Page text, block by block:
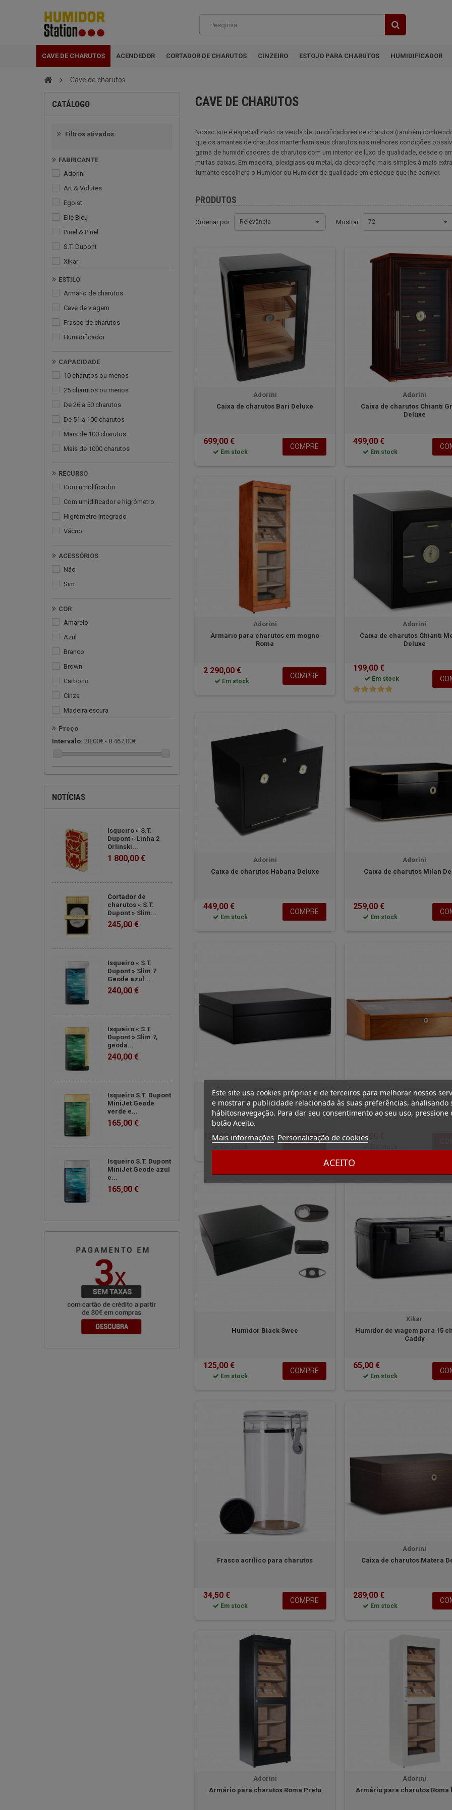
CAVE DE CHARUTOS ACENDEDOR CORTADOR DE CHARUTOS CINZEIRO ESTOJO PARA CHARUTOS HUMIDIFICADOR
Este site usa cookies próprios e de terceiros para melhorar nossos
e mostrar a publicidade relacionada às suas preferências, analisando
hábitosnavegação. Para dar seu consentimento ao seu uso, pressione
botão Aceito.
Mais informações Personalização de cookies
ACEITO
Cave de charutos
CATÁLOGO
Filtros ativados:
FABRICANTE
Adorini
Art & Volutes
Egoist
Elie Bleu
Pinel & Pinel
S.T. Dupont
Xikar
ESTILO
armário de charutos
cave de viagem
frasco de charutos
humidificador
CAPACIDADE
10 charutos ou menos
25 charutos ou menos
de 26 a 50 charutos
de 51 a 100 charutos
mais de 100 charutos
mais de 1000 charutos
RECURSO
com umidificador
com umidificador e higrómetro
higrómetro integrado
vácuo
ACESSÓRIOS
Não
Sim
COR
Amarelo
Azul
Branco
Brown
Carbono
Cinza
madeira escura
Multicolorido
Preto
Transparente
Verde
Vermelho
Preço
Intervalo: 28,00€ - 8 467,00€
NOTÍCIAS
Isqueiro « S.T.
Dupont » Linha 2
Orlinski...
1 800,00 €
Cortador de
charutos « S.T.
Dupont » Slim...
245,00 €
Isqueiro « S.T.
Dupont » Slim 7
Geode azul...
240,00 €
Isqueiro « S.T.
Dupont » Slim 7,
geoda...
240,00 €
Isqueiro S.T. Dupont
MiniJet Geode
verde e...
165,00 €
Isqueiro S.T. Dupont
MiniJet Geode azul
e...
165,00 €
CAVE DE CHARUTOS
Nosso site é especializado na venda de umidificadores de charutos (também
que os amantes de charutos mantenham seus charutos nas melhores condições
gama de humidificadores de charutos com um interior de luxo de qualidade, desde o
muitas caixas. Em madeira, plexiglass ou metal, da decoração mais simples à mais
fumante escolherá o Humidor ou Humidor de qualidade em estoque que lhe convier.
PRODUTOS
Ordenar por Relevância Mostrar 72
Adorini
Caixa de charutos Bari Deluxe
699,00 €
Em stock
COMPRE
Adorini
Caixa de charutos Chianti
Deluxe
499,00 €
Em stock
Adorini
Armário para charutos em mogno
Roma
2 290,00 €
Em stock
COMPRE
Adorini
Caixa de charutos Chianti
Deluxe
199,00 €
Em stock
Adorini
Caixa de charutos Habana Deluxe
449,00 €
Em stock
COMPRE
Adorini
Caixa de charutos Milan
259,00 €
Em stock
Adorini
Caixa de charutos Torino Deluxe
129,00 €
COMPRE
Caixa de charutos Vega
299,00 €
Humidor Black Swee
125,00 €
Em stock
COMPRE
Xikar
Humidor de viagem para 15
Caddy
65,00 €
Em stock
Frasco acrílico para charutos
34,50 €
Em stock
COMPRE
Adorini
Caixa de charutos Matera
289,00 €
Em stock
Adorini
Armário para charutos Roma Preto
Adorini
Armário para charutos Roma